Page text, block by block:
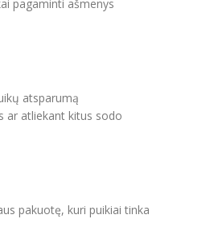
pagaminti ašmenys
atsparumą
ar atliekant kitus sodo
pakuotę, kuri puikiai tinka